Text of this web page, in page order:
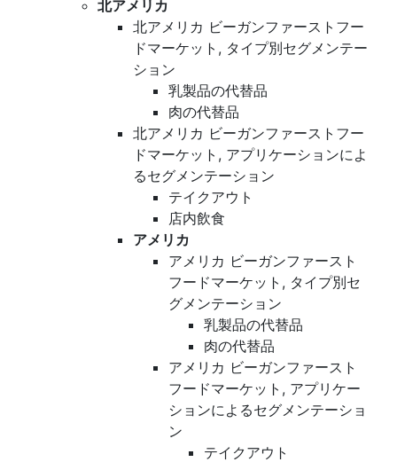
北アメリカ
北アメリカ ビーガンファーストフー
ドマーケット, タイプ別セグメンテー
ション
乳製品の代替品
肉の代替品
北アメリカ ビーガンファーストフー
ドマーケット, アプリケーションによ
るセグメンテーション
テイクアウト
店内飲食
アメリカ
アメリカ ビーガンファースト
フードマーケット, タイプ別セ
グメンテーション
乳製品の代替品
肉の代替品
アメリカ ビーガンファースト
フードマーケット, アプリケー
ションによるセグメンテーショ
ン
テイクアウト